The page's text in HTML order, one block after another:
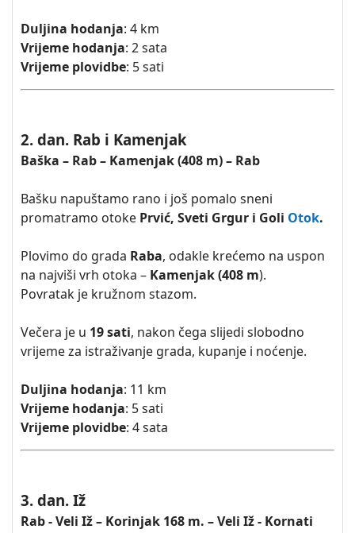
Duljina hodanja: 4 km
Vrijeme hodanja: 2 sata
Vrijeme plovidbe: 5 sati
2. dan. Rab i Kamenjak
Baška – Rab – Kamenjak (408 m) – Rab
Bašku napuštamo rano i još pomalo sneni
promatramo otoke Prvić, Sveti Grgur i Goli Otok.
Plovimo do grada Raba, odakle krećemo na uspon
na najviši vrh otoka – Kamenjak (408 m).
Povratak je kružnom stazom.
Večera je u 19 sati, nakon čega slijedi slobodno
vrijeme za istraživanje grada, kupanje i noćenje.
Duljina hodanja: 11 km
Vrijeme hodanja: 5 sati
Vrijeme plovidbe: 4 sata
3. dan. Iž
Rab - Veli Iž – Korinjak 168 m. – Veli Iž - Kornati